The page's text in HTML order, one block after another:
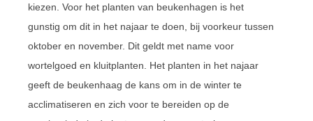
kiezen. Voor het planten van beukenhagen is het
gunstig om dit in het najaar te doen, bij voorkeur tussen
oktober en november. Dit geldt met name voor
wortelgoed en kluitplanten. Het planten in het najaar
geeft de beukenhaag de kans om in de winter te
acclimatiseren en zich voor te bereiden op de